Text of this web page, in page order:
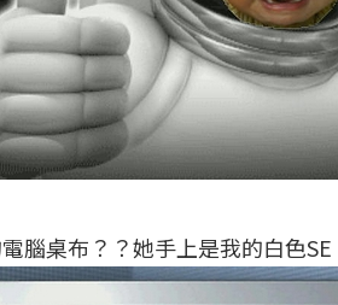
腦桌布？？她手上是我的白色